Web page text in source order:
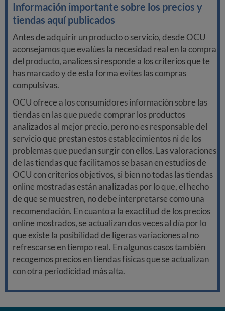
Información importante sobre los precios y
tiendas aquí publicados
Antes de adquirir un producto o servicio, desde OCU
aconsejamos que evalúes la necesidad real en la compra
del producto, analices si responde a los criterios que te
has marcado y de esta forma evites las compras
compulsivas.
OCU ofrece a los consumidores información sobre las
tiendas en las que puede comprar los productos
analizados al mejor precio, pero no es responsable del
servicio que prestan estos establecimientos ni de los
problemas que puedan surgir con ellos. Las valoraciones
de las tiendas que facilitamos se basan en estudios de
OCU con criterios objetivos, si bien no todas las tiendas
online mostradas están analizadas por lo que, el hecho
de que se muestren, no debe interpretarse como una
recomendación. En cuanto a la exactitud de los precios
online mostrados, se actualizan dos veces al día por lo
que existe la posibilidad de ligeras variaciones al no
refrescarse en tiempo real. En algunos casos también
recogemos precios en tiendas físicas que se actualizan
con otra periodicidad más alta.